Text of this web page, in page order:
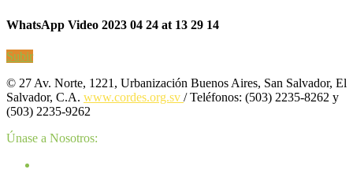
WhatsApp Video 2023 04 24 at 13 29 14
Subir
© 27 Av. Norte, 1221, Urbanización Buenos Aires, San Salvador, El
Salvador, C.A. www.cordes.org.sv / Teléfonos: (503) 2235-8262 y
(503) 2235-9262
Únase a Nosotros: